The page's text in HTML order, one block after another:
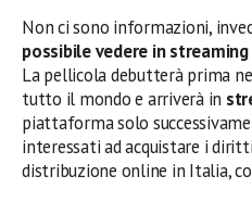
Non ci sono informazioni,
possibile vedere in streaming
La pellicola debutterà prima
tutto il mondo e arriverà in
piattaforma solo
interessati ad acquistare i
distribuzione online in Italia,